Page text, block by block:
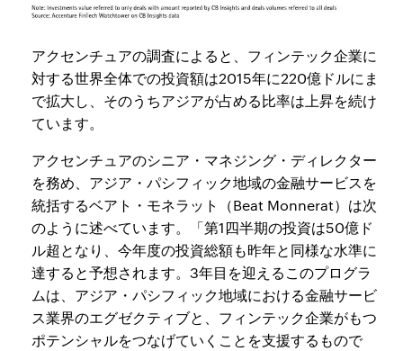
アクセンチュアの調査によると、フィンテック企業に
対する世界全体での投資額は2015年に220億ドルにま
で拡大し、そのうちアジアが占める比率は上昇を続け
ています。
アクセンチュアのシニア・マネジング・ディレクター
を務め、アジア・パシフィック地域の金融サービスを
統括するベアト・モネラット（Beat Monnerat）は次
のように述べています。「第1四半期の投資は50億ド
ル超となり、今年度の投資総額も昨年と同様な水準に
達すると予想されます。3年目を迎えるこのプログラ
ムは、アジア・パシフィック地域における金融サービ
ス業界のエグゼクティブと、フィンテック企業がもつ
ポテンシャルをつなげていくことを支援するもので